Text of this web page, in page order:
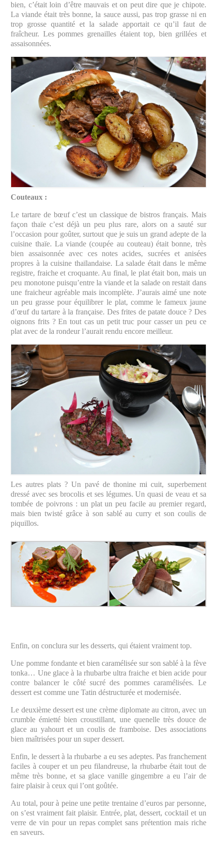
bien, c’était loin d’être mauvais et on peut dire que je chipote.
La viande était très bonne, la sauce aussi, pas trop grasse ni en
trop grosse quantité et la salade apportait ce qu’il faut de
fraîcheur. Les pommes grenailles étaient top, bien grillées et
assaisonnées.
Couteaux :
Le tartare de bœuf c’est un classique de bistros français. Mais
façon thaïe c’est déjà un peu plus rare, alors on a sauté sur
l’occasion pour goûter, surtout que je suis un grand adepte de la
cuisine thaïe. La viande (coupée au couteau) était bonne, très
bien assaisonnée avec ces notes acides, sucrées et anisées
propres à la cuisine thaïlandaise. La salade était dans le même
registre, fraiche et croquante. Au final, le plat était bon, mais un
peu monotone puisqu’entre la viande et la salade on restait dans
une fraicheur agréable mais incomplète. J’aurais aimé une note
un peu grasse pour équilibrer le plat, comme le fameux jaune
d’œuf du tartare à la française. Des frites de patate douce ? Des
oignons frits ? En tout cas un petit truc pour casser un peu ce
plat avec de la rondeur l’aurait rendu encore meilleur.
Les autres plats ? Un pavé de thonine mi cuit, superbement
dressé avec ses brocolis et ses légumes. Un quasi de veau et sa
tombée de poivrons : un plat un peu facile au premier regard,
mais bien twisté grâce à son sablé au curry et son coulis de
piquillos.
Enfin, on conclura sur les desserts, qui étaient vraiment top.
Une pomme fondante et bien caramélisée sur son sablé à la fève
tonka… Une glace à la rhubarbe ultra fraiche et bien acide pour
contre balancer le côté sucré des pommes caramélisées. Le
dessert est comme une Tatin déstructurée et modernisée.
Le deuxième dessert est une crème diplomate au citron, avec un
crumble émietté bien croustillant, une quenelle très douce de
glace au yahourt et un coulis de framboise. Des associations
bien maîtrisées pour un super dessert.
Enfin, le dessert à la rhubarbe a eu ses adeptes. Pas franchement
faciles à couper et un peu filandreuse, la rhubarbe était tout de
même très bonne, et sa glace vanille gingembre a eu l’air de
faire plaisir à ceux qui l’ont goûtée.
Au total, pour à peine une petite trentaine d’euros par personne,
on s’est vraiment fait plaisir. Entrée, plat, dessert, cocktail et un
verre de vin pour un repas complet sans prétention mais riche
en saveurs.